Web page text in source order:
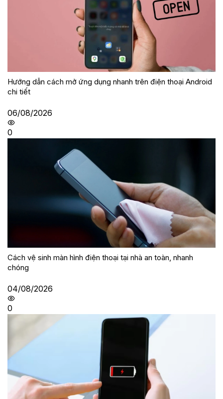
Hướng dẫn cách mở ứng dụng nhanh trên điện thoại Android
chi tiết
06/08/2026
0
Cách vệ sinh màn hình điện thoại tại nhà an toàn, nhanh
chóng
04/08/2026
0